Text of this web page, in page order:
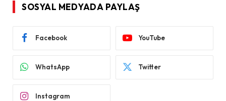
SOSYAL MEDYADA PAYLAŞ
Facebook YouTube
WhatsApp Twitter
Instagram